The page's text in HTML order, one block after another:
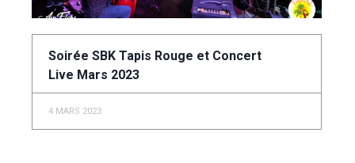
Soirée SBK Tapis Rouge et Concert
Live Mars 2023
4 MARS 2023